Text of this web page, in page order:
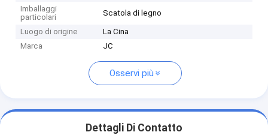
Imballaggi
particolari
Scatola di legno
Luogo di origine
La Cina
Marca
JC
Osservi più
Dettagli Di Contatto